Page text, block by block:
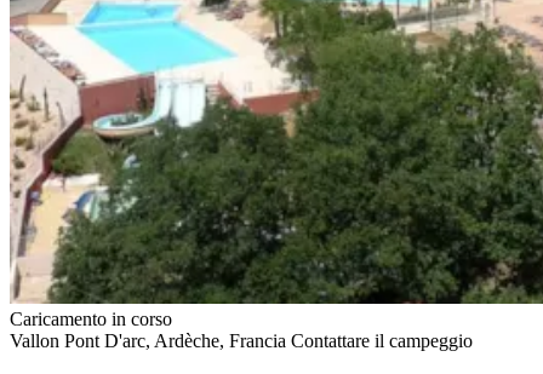
Caricamento in corso
Vallon Pont D'arc, Ardèche, Francia Contattare il campeggio